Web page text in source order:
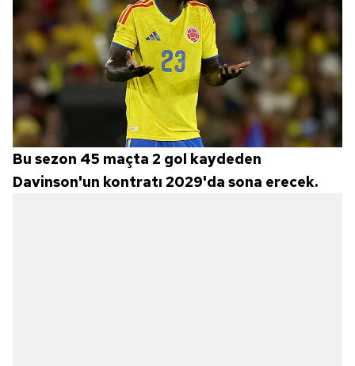
Bu sezon 45 maçta 2 gol kaydeden
Davinson'un kontratı 2029'da sona erecek.